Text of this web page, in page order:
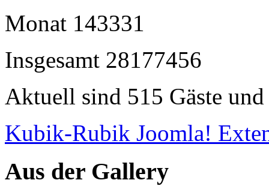
Monat 143331
Insgesamt 28177456
Aktuell sind 515 Gäste
Kubik-Rubik Joomla!
Aus der Gallery